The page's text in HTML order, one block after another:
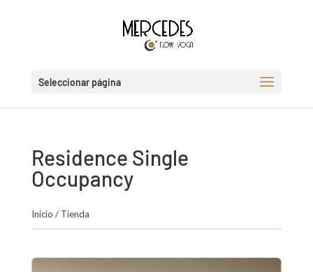
Seleccionar página
Residence Single
Occupancy
Inicio / Tienda